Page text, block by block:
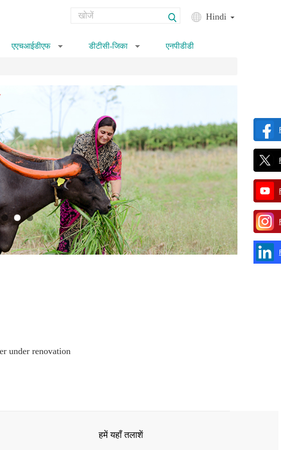
Search Hindi
एएचआईडीएफ डीटीसी-जिका एनपीडीडी
under renovation
हमें यहाँ तलाशें